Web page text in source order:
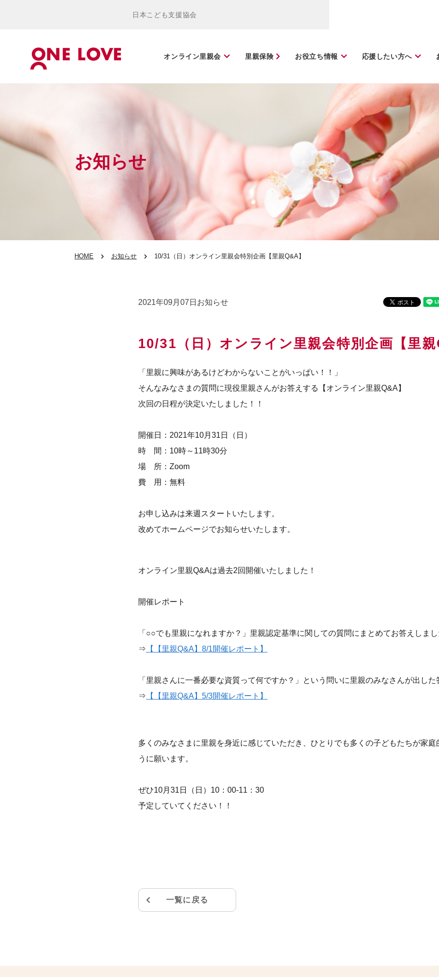
日本こども支援協会
オンライン里親会 里親保険 お役立ち情報 応援したい方へ
お知らせ
HOME お知らせ 10/31（日）オンライン里親会特別企画【里親Q&A】
2021年09月07日 お知らせ
10/31（日）オンライン里親会特別企画【里
「里親に興味があるけどわからないことがいっぱい！！」
そんなみなさまの質問に現役里親さんがお答えする【オンライン里親Q&A】
次回の日程が決定いたしました！！
開催日：2021年10月31日（日）
時 間：10時～11時30分
場 所：Zoom
費 用：無料
お申し込みは来週スタートいたします。
改めてホームページでお知らせいたします。
オンライン里親Q&Aは過去2回開催いたしました！
開催レポート
「○○でも里親になれますか？」里親認定基準に関しての質問にまとめてお答えしま
⇒ 【【里親Q&A】8/1開催レポート】
「里親さんに一番必要な資質って何ですか？」という問いに里親のみなさんが出した
⇒ 【【里親Q&A】5/3開催レポート】
多くのみなさまに里親を身近に感じていただき、ひとりでも多くの子どもたちが家
うに願います。
ぜひ10月31日（日）10：00-11：30
予定していてください！！
一覧に戻る